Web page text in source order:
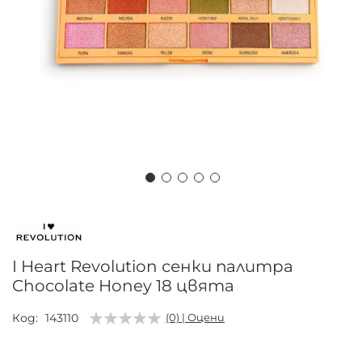
началото
галерия
със
снимки
I Heart Revolution сенки палитра
Chocolate Honey 18 цвята
Код 143110 (0) | Оцени